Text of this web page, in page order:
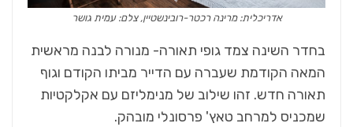
אדריכלית: מרינה רכטר-רובינשטיין, צלם: עמית גושר
בחדר השינה צמד גופי תאורה- מנורה לבנה מראשית
המאה הקודמת שעברה עם הדייר מביתו הקודם וגוף
תאורה חדש. זהו שילוב של מנימליזם עם אקלקטיות
שמכניס למרחב טאץ' פרסונלי מובהק.